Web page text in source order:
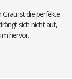
Grau ist die perfekte
sich nicht auf,
hervor.